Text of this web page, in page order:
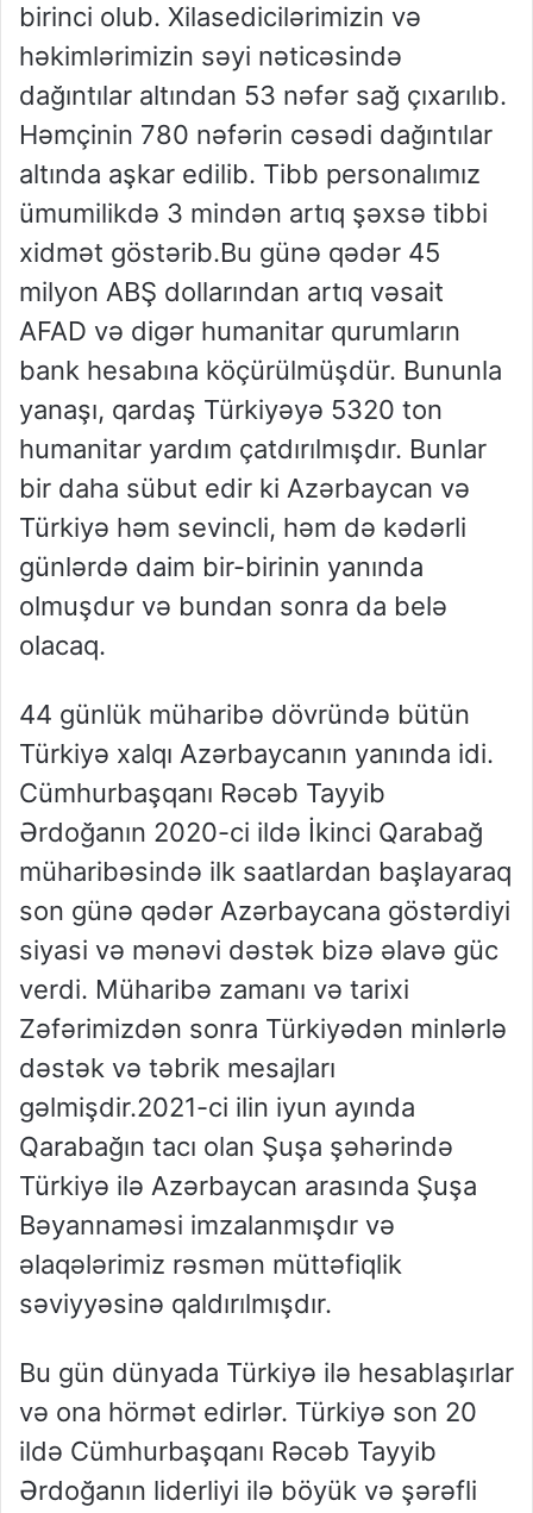
birinci olub. Xilasedicilərimizin və
həkimlərimizin səyi nəticəsində
dağıntılar altından 53 nəfər sağ çıxarılıb.
Həmçinin 780 nəfərin cəsədi dağıntılar
altında aşkar edilib. Tibb personalımız
ümumilikdə 3 mindən artıq şəxsə tibbi
xidmət göstərib.Bu günə qədər 45
milyon ABŞ dollarından artıq vəsait
AFAD və digər humanitar qurumların
bank hesabına köçürülmüşdür. Bununla
yanaşı, qardaş Türkiyəyə 5320 ton
humanitar yardım çatdırılmışdır. Bunlar
bir daha sübut edir ki Azərbaycan və
Türkiyə həm sevincli, həm də kədərli
günlərdə daim bir-birinin yanında
olmuşdur və bundan sonra da belə
olacaq.
44 günlük müharibə dövründə bütün
Türkiyə xalqı Azərbaycanın yanında idi.
Cümhurbaşqanı Rəcəb Tayyib
Ərdoğanın 2020-ci ildə İkinci Qarabağ
müharibəsində ilk saatlardan başlayaraq
son günə qədər Azərbaycana göstərdiyi
siyasi və mənəvi dəstək bizə əlavə güc
verdi. Müharibə zamanı və tarixi
Zəfərimizdən sonra Türkiyədən minlərlə
dəstək və təbrik mesajları
gəlmişdir.2021-ci ilin iyun ayında
Qarabağın tacı olan Şuşa şəhərində
Türkiyə ilə Azərbaycan arasında Şuşa
Bəyannaməsi imzalanmışdır və
əlaqələrimiz rəsmən müttəfiqlik
səviyyəsinə qaldırılmışdır.
Bu gün dünyada Türkiyə ilə hesablaşırlar
və ona hörmət edirlər. Türkiyə son 20
ildə Cümhurbaşqanı Rəcəb Tayyib
Ərdoğanın liderliyi ilə böyük və şərəfli